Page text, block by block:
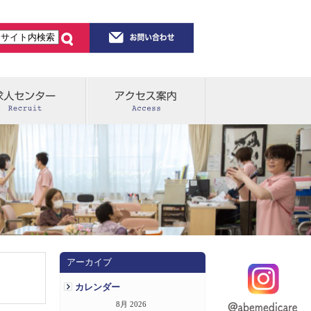
アーカイブ
カレンダー
8月 2026